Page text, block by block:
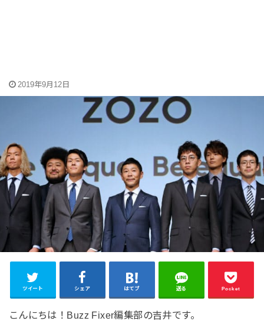
2019年9月12日
ツイート シェア はてブ 送る Pocket
こんにちは！Buzz Fixer編集部の吉井です。